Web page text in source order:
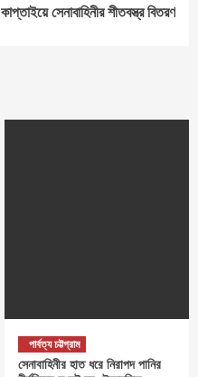
কাপ্তাইয়ে সেনাবাহিনীর শীতবস্ত্র বিতরণ
পার্বত্য চট্টগ্রাম
সেনাবাহিনীর হাত ধরে নিরাপদ পানির